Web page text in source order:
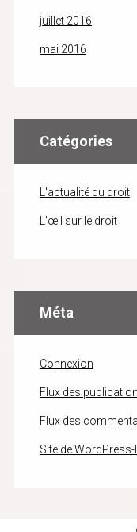
juillet 2016
mai 2016
Catégories
L'actualité du droit
L'œil sur le droit
Méta
Connexion
Flux des
Flux des
Site de WordPress-